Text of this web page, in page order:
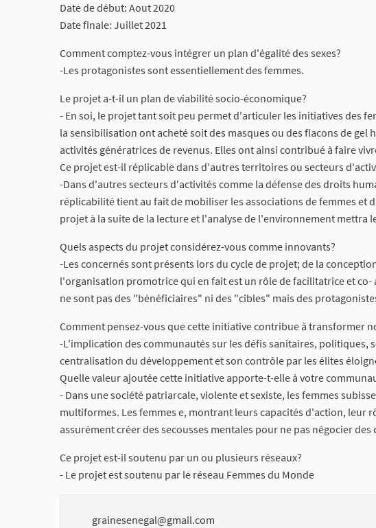
Date de début: Aout 2020
Date finale: Juillet 2021
Comment comptez-vous intégrer un plan d'égalité des sexes?
-Les protagonistes sont essentiellement des femmes.
Le projet a-t-il un plan de viabilité socio-économique?
- En soi, le projet tant soit peu permet d'articuler les initiatives des
la sensibilisation ont acheté soit des masques ou des flacons de
activités génératrices de revenus. Elles ont ainsi contribué à faire
Ce projet est-il réplicable dans d'autres territoires ou secteurs
-Dans d'autres secteurs d'activités comme la défense des droits
réplicabilité tient au fait de mobiliser les associations de femmes
projet à la suite de la lecture et l'analyse de l'environnement mettra
Quels aspects du projet considérez-vous comme innovants?
-Les concernés sont présents lors du cycle de projet; de la
l'organisation promotrice qui en fait est un rôle de facilitatrice et co-
ne sont pas des "bénéficiaires" ni des "cibles" mais des
Comment pensez-vous que cette initiative contribue à transformer
-L'implication des communautés sur les défis sanitaires, politiques,
centralisation du développement et son contrôle par les élites
Quelle valeur ajoutée cette initiative apporte-t-elle à votre
- Dans une société patriarcale, violente et sexiste, les femmes
multiformes. Les femmes e, montrant leurs capacités d'action, leur
assurément créer des secousses mentales pour ne pas négocier
Ce projet est-il soutenu par un ou plusieurs réseaux?
- Le projet est soutenu par le réseau Femmes du Monde
grainesenegal@gmail.com